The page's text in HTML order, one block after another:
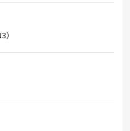
可能可以共用房间）※收费
单元浴室